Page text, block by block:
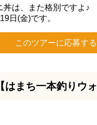
丼は、また格別ですよ♪
日(金)です。
このツアーに応募する
はまち一本釣りウォ